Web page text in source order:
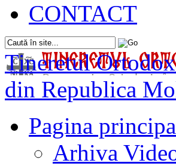
CONTACT
Tineretul
din Republica
Pagina
Arhiva